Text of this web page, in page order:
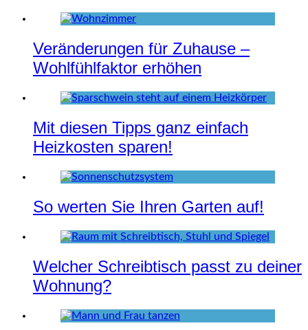
Veränderungen für Zuhause –
Wohlfühlfaktor erhöhen
Mit diesen Tipps ganz einfach
Heizkosten sparen!
So werten Sie Ihren Garten auf!
Welcher Schreibtisch passt zu deiner
Wohnung?